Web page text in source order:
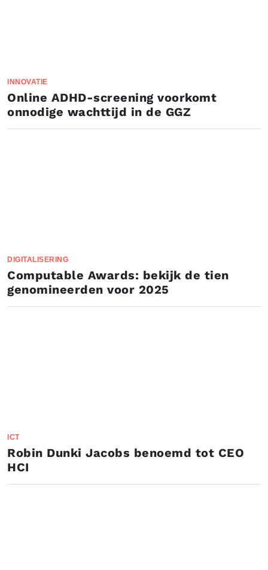
INNOVATIE
Online ADHD-screening voorkomt
onnodige wachttijd in de GGZ
DIGITALISERING
Computable Awards: bekijk de tien
genomineerden voor 2025
ICT
Robin Dunki Jacobs benoemd tot CEO
HCI